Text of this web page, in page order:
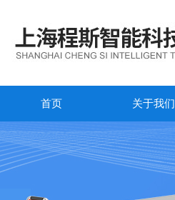
首页 关于我们